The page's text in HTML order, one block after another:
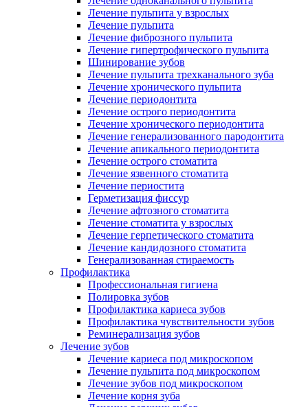
Лечение пульпита у взрослых
Лечение пульпита
Лечение фиброзного пульпита
Лечение гипертрофического пульпита
Шинирование зубов
Лечение пульпита трехканального зуба
Лечение хронического пульпита
Лечение периодонтита
Лечение острого периодонтита
Лечение хронического периодонтита
Лечение генерализованного пародонтита
Лечение апикального периодонтита
Лечение острого стоматита
Лечение язвенного стоматита
Лечение периостита
Герметизация фиссур
Лечение афтозного стоматита
Лечение стоматита у взрослых
Лечение герпетического стоматита
Лечение кандидозного стоматита
Генерализованная стираемость
Профилактика
Профессиональная гигиена
Полировка зубов
Профилактика кариеса зубов
Профилактика чувствительности зубов
Реминерализация зубов
Лечение зубов
Лечение кариеса под микроскопом
Лечение пульпита под микроскопом
Лечение зубов под микроскопом
Лечение корня зуба